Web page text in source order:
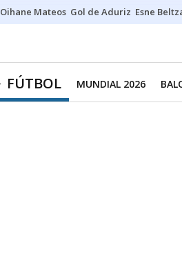
Oihane Mateos Gol de Aduriz Esne
FÚTBOL MUNDIAL 2026